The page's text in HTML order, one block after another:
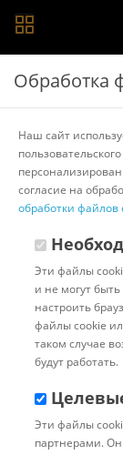
Главная >
индикаторные
Токовые
Другие
Обработка
Наш сайт
согласие на
обработки файлов
Эти файлы
и не могут
настроить
файлы cookie
таком случае
будут работать.
Эти файлы
партнерами.